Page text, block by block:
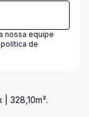
nossa equipe
política de
328,10m².